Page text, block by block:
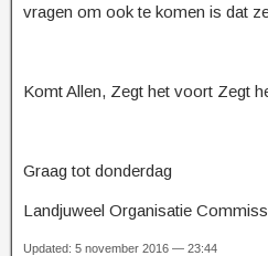
vragen om ook te komen is dat
Komt Allen, Zegt het voort Zegt
Graag tot donderdag
Landjuweel Organisatie
Updated: 5 november 2016 — 23:44